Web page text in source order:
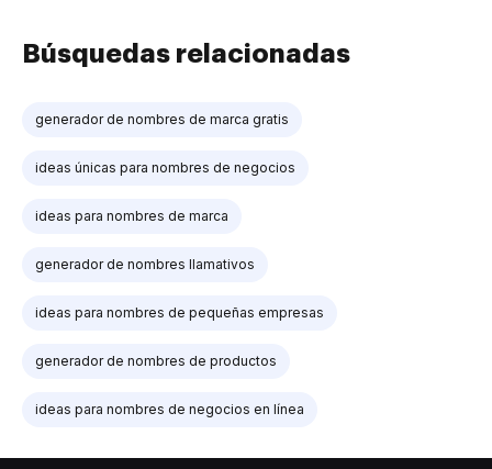
Búsquedas relacionadas
generador de nombres de marca gratis
ideas únicas para nombres de negocios
ideas para nombres de marca
generador de nombres llamativos
ideas para nombres de pequeñas empresas
generador de nombres de productos
ideas para nombres de negocios en línea